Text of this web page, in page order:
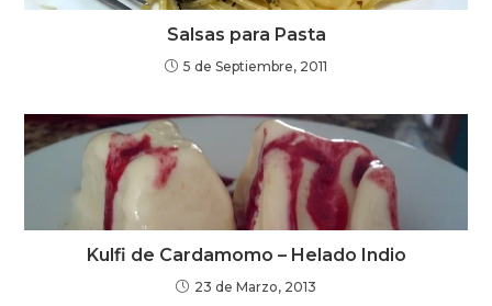
Salsas para Pasta
5 de Septiembre, 2011
Kulfi de Cardamomo – Helado Indio
23 de Marzo, 2013